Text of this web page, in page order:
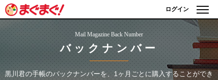
ログイン
Mail Magazine Back Number
バックナンバー
黒川君の手帳のバックナンバーを、1ヶ月ごとに購入することができ